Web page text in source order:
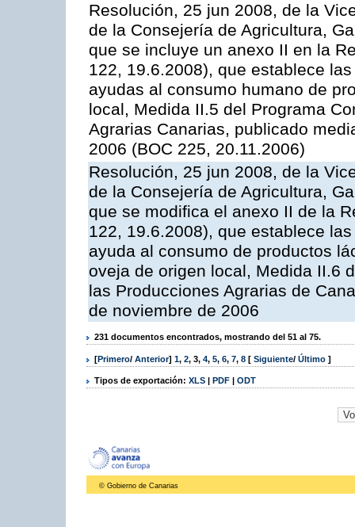
Resolución, 25 jun 2008, de la
de la Consejería de Agricultura,
que se incluye un anexo II en la
122, 19.6.2008), que establece
ayudas al consumo humano de
local, Medida II.5 del Programa
Agrarias Canarias, publicado
2006 (BOC 225, 20.11.2006)
Resolución, 25 jun 2008, de la
de la Consejería de Agricultura,
que se modifica el anexo II de la
122, 19.6.2008), que establece
ayuda al consumo de productos
oveja de origen local, Medida II.6
las Producciones Agrarias de
de noviembre de 2006
231 documentos encontrados, mostrando del 51 al 75.
[Primero/ Anterior] 1, 2, 3, 4, 5, 6, 7, 8 [ Siguiente/ Último ]
Tipos de exportación: XLS | PDF | ODT
© Gobierno de Canarias